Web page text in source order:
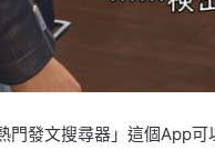
門發文搜尋器」這個App